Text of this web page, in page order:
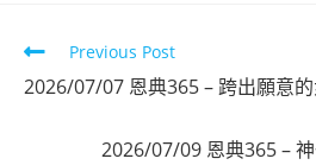
Previous Post
2026/07/07 恩典365 – 跨出願意
2026/07/09 恩典365 –